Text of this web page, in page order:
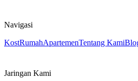
Navigasi
KostRumahApartemenTentang Kami
Jaringan Kami